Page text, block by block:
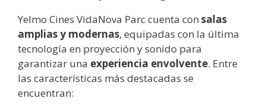
Yelmo Cines VidaNova Parc cuenta con salas
amplias y modernas, equipadas con la última
tecnología en proyección y sonido para
garantizar una experiencia envolvente. Entre
las características más destacadas se
encuentran: